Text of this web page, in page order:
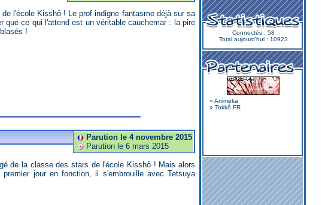
Connectés : 58
Total aujourd'hui : 10923
» Animeka
» Tokkô FR
ce qui l'attend est un véritable cauchemar : la pire
!
Parution le 4 novembre 2015
Parution le 6 mars 2015
jour en fonction, il s'embrouille avec Tetsuya